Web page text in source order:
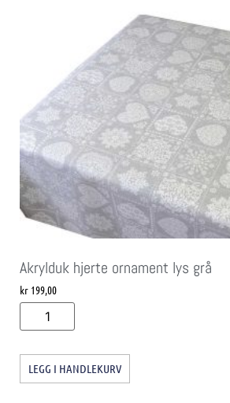
Akrylduk hjerte ornament lys grå
kr 199,00
LEGG I HANDLEKURV